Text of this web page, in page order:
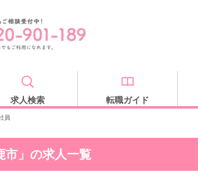
求人検索 転職ガイド
員
市」の求人一覧